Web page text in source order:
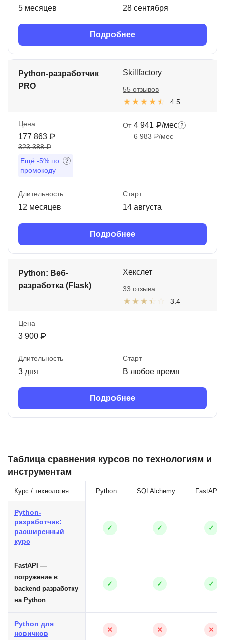
5 месяцев 28 сентября
Подробнее
Python-разработчик
PRO
Skillfactory
4.5
55 отзывов
Цена
177 863 ₽
323 388 ₽
Ещё -5% по
промокоду
От 4 941 ₽/мес
6 983 ₽/мес
Длительность
12 месяцев
Старт
14 августа
Подробнее
Python: Веб-
разработка (Flask)
Хекслет
3.4
33 отзыва
Цена
3 900 ₽
Длительность
3 дня
Старт
В любое время
Подробнее
Таблица сравнения курсов по технологиям и
инструментам
Курс / технология Python SQLAlchemy FastAPI
Python-
разработчик:
расширенный
курс
✓ ✓ ✓
FastAPI —
погружение в
backend разработку
на Python
✓ ✓ ✓
Python для
новичков
✕ ✕ ✕